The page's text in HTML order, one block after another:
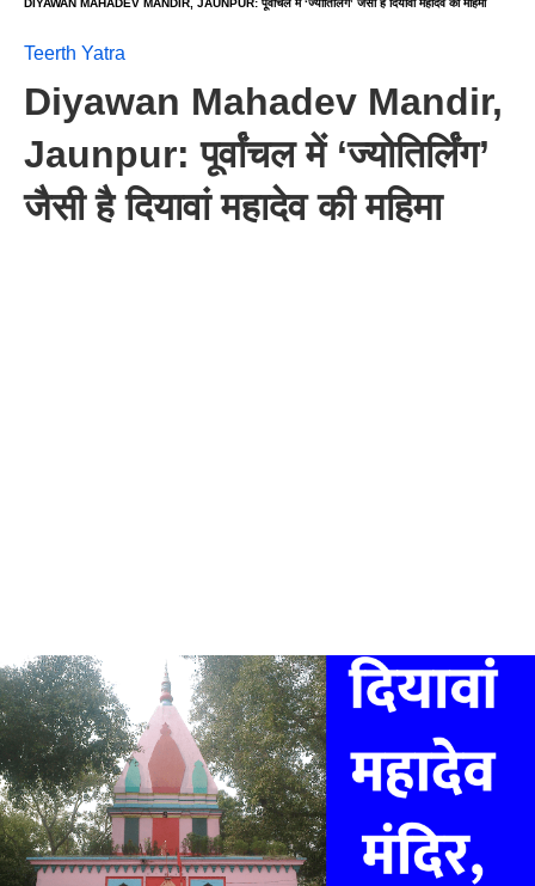
DIYAWAN MAHADEV MANDIR, JAUNPUR: पूर्वांचल में ‘ज्योतिर्लिंग’ जैसी है दियावां महादेव की महिमा
Teerth Yatra
Diyawan Mahadev Mandir,
Jaunpur: पूर्वांचल में ‘ज्योतिर्लिंग’
जैसी है दियावां महादेव की महिमा